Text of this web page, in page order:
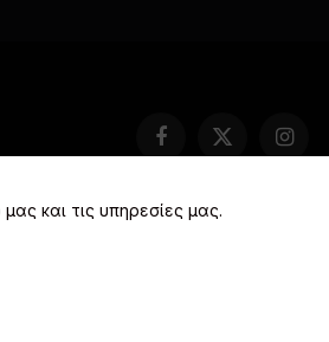
και τις υπηρεσίες μας.
Facebook
X
POLICY (EU) ΠΟΛΙΤΙΚΗ
© 2026 I love Vouliagmeni. All rights